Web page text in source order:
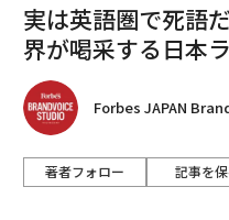
実は英語圏で死語
界が喝采する日本
Forbes JAPAN
著者フォロー 記事を